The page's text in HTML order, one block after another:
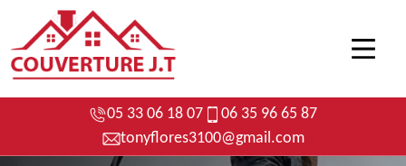
05 33 06 18 07
06 35 96 65 87
tonyflores3100@gmail.com